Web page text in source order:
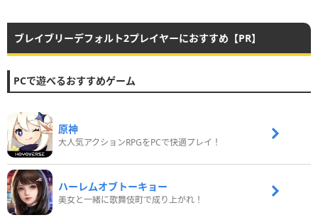
ブレイブリーデフォルト2プレイヤーにおすすめ【PR】
PCで遊べるおすすめゲーム
原神
大人気アクションRPGをPCで快適プレイ！
ハーレムオブトーキョー
美女と一緒に歌舞伎町で成り上がれ！